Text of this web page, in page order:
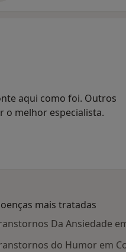
aqui como foi. Outros
o melhor especialista.
mais tratadas
Da Ansiedade
do Humor em